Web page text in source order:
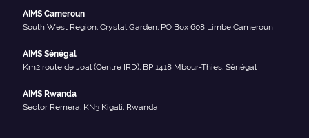
AIMS Cameroun
South West Region, Crystal Garden, PO Box 608 Limbe Cameroun
AIMS Sénégal
Km2 route de Joal (Centre IRD), BP 1418 Mbour-Thies, Sénégal
AIMS Rwanda
Sector Remera, KN3 Kigali, Rwanda